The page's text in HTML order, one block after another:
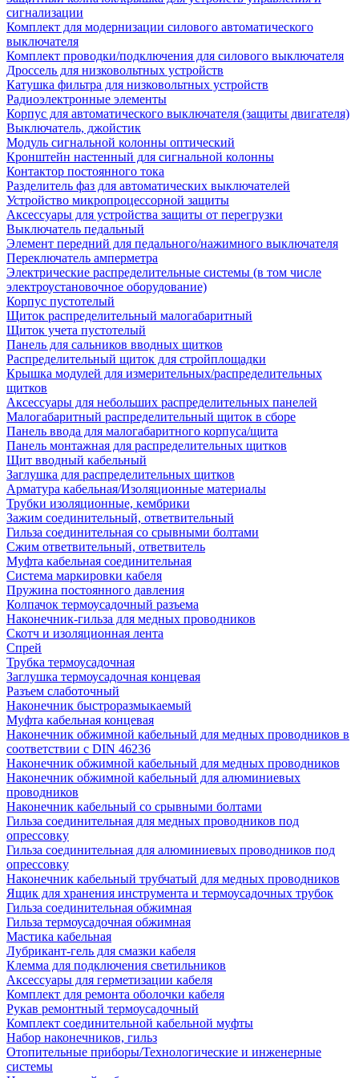
сигнализации
Комплект для модернизации силового автоматического
выключателя
Комплект проводки/подключения для силового выключателя
Дроссель для низковольтных устройств
Катушка фильтра для низковольтных устройств
Радиоэлектронные элементы
Корпус для автоматического выключателя (защиты двигателя)
Выключатель, джойстик
Модуль сигнальной колонны оптический
Кронштейн настенный для сигнальной колонны
Контактор постоянного тока
Разделитель фаз для автоматических выключателей
Устройство микропроцессорной защиты
Аксессуары для устройства защиты от перегрузки
Выключатель педальный
Элемент передний для педального/нажимного выключателя
Переключатель амперметра
Электрические распределительные системы (в том числе
электроустановочное оборудование)
Корпус пустотелый
Щиток распределительный малогабаритный
Щиток учета пустотелый
Панель для сальников вводных щитков
Распределительный щиток для стройплощадки
Крышка модулей для измерительных/распределительных
щитков
Аксессуары для небольших распределительных панелей
Малогабаритный распределительный щиток в сборе
Панель ввода для малогабаритного корпуса/щита
Панель монтажная для распределительных щитков
Щит вводный кабельный
Заглушка для распределительных щитков
Арматура кабельная/Изоляционные материалы
Трубки изоляционные, кембрики
Зажим соединительный, ответвительный
Гильза соединительная со срывными болтами
Сжим ответвительный, ответвитель
Муфта кабельная соединительная
Система маркировки кабеля
Пружина постоянного давления
Колпачок термоусадочный разъема
Наконечник-гильза для медных проводников
Скотч и изоляционная лента
Спрей
Трубка термоусадочная
Заглушка термоусадочная концевая
Разъем слаботочный
Наконечник быстроразмыкаемый
Муфта кабельная концевая
Наконечник обжимной кабельный для медных проводников в
соответствии с DIN 46236
Наконечник обжимной кабельный для медных проводников
Наконечник обжимной кабельный для алюминиевых
проводников
Наконечник кабельный со срывными болтами
Гильза соединительная для медных проводников под
опрессовку
Гильза соединительная для алюминиевых проводников под
опрессовку
Наконечник кабельный трубчатый для медных проводников
Ящик для хранения инструмента и термоусадочных трубок
Гильза соединительная обжимная
Гильза термоусадочная обжимная
Мастика кабельная
Лубрикант-гель для смазки кабеля
Клемма для подключения светильников
Аксессуары для герметизации кабеля
Комплект для ремонта оболочки кабеля
Рукав ремонтный термоусадочный
Комплект соединительной кабельной муфты
Набор наконечников, гильз
Отопительные приборы/Технологические и инженерные
системы